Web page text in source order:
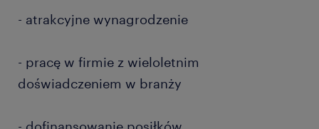
- atrakcyjne wynagrodzenie
- pracę w firmie z wieloletnim
doświadczeniem w branży